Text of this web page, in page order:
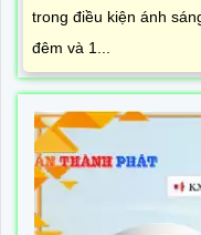
trong điều kiện ánh
đêm và 1...